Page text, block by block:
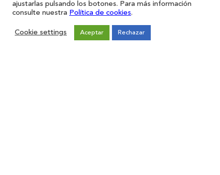
ajustarlas pulsando los botones. Para más información
consulte nuestra Política de cookies.
Cookie settings Aceptar Rechazar